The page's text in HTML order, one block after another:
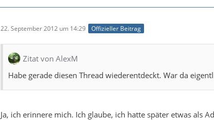
22. September 2012 um 14:29 Offizieller Beitrag
Zitat von AlexM
Habe gerade diesen Thread wiederentdeckt. War da
Ja, ich erinnere mich. Ich glaube, ich hatte später etwas als